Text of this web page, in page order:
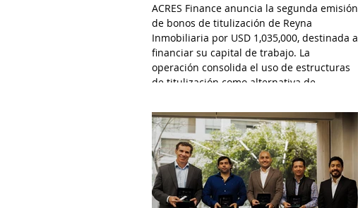
ACRES Finance anuncia la segunda emisión
de bonos de titulización de Reyna
Inmobiliaria por USD 1,035,000, destinada a
financiar su capital de trabajo. La
operación consolida el uso de estructuras
de titulización como alternativa de
atractiva para empresas que operan en el
sector inmobiliario. Esta modalidad
permite a las desarrolladoras inmobiliarias
monetizar flujos futuros de efectivo a
través de la emisión de valores negociables
en el